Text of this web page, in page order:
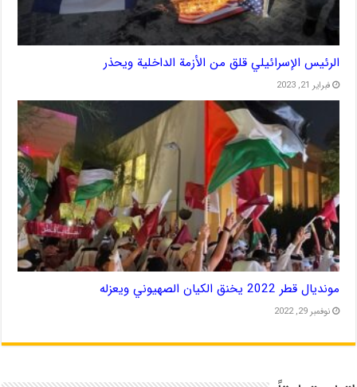
الرئيس الإسرائيلي قلق من الأزمة الداخلية ويحذر
فبراير 21, 2023
مونديال قطر 2022 يخنق الكيان الصهيوني ويعزله
نوفمبر 29, 2022